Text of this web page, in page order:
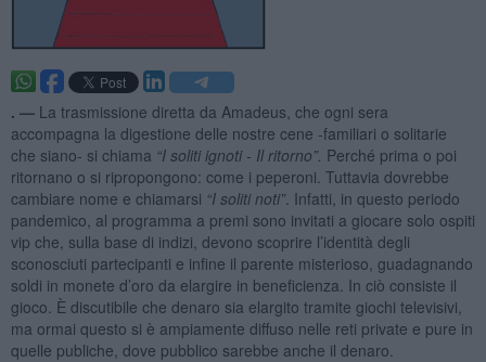
. — La trasmissione diretta da Amadeus, che ogni sera
accompagna la digestione delle nostre cene -familiari o solitarie
che siano- si chiama “I soliti ignoti - Il ritorno”. Perché prima o poi
ritornano o si ripropongono: come i peperoni. Tuttavia dovrebbe
cambiare nome e chiamarsi “I soliti noti”. Infatti, in questo periodo
pandemico, al programma a premi sono invitati a giocare solo ospiti
vip che, sulla base di indizi, devono scoprire l’identità degli
sconosciuti partecipanti e infine il parente misterioso, guadagnando
soldi in monete d’oro da elargire in beneficienza. In ciò consiste il
gioco. È discutibile che denaro sia elargito tramite giochi televisivi,
ma ormai questo si è ampiamente diffuso nelle reti private e pure in
quelle publiche, dove pubblico sarebbe anche il denaro.